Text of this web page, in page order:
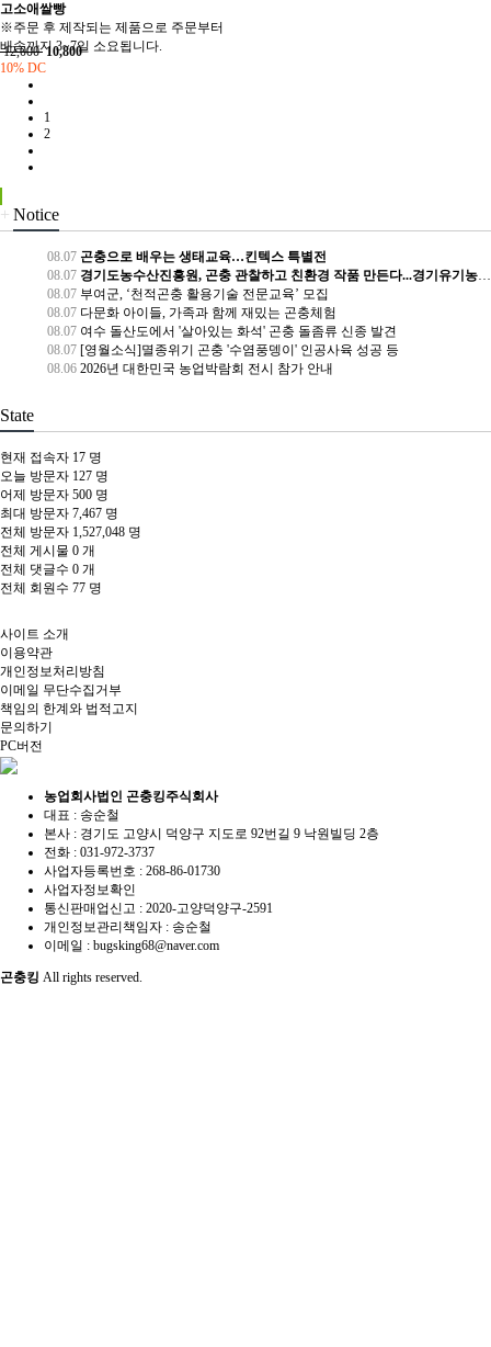
고소애쌀빵
※주문 후 제작되는 제품으로 주문부터
배송까지 3~7일 소요됩니다.
12,000 10,800
10% DC
1
2
+ Notice
08.07 곤충으로 배우는 생태교육…킨텍스 특별전
08.07 경기도농수산진흥원, 곤충 관찰하고 친환경 작품 만든다...경기유기농센터 방학 프로그램
08.07 부여군, ‘천적곤충 활용기술 전문교육’ 모집
08.07 다문화 아이들, 가족과 함께 재밌는 곤충체험
08.07 여수 돌산도에서 '살아있는 화석' 곤충 돌좀류 신종 발견
08.07 [영월소식]멸종위기 곤충 '수염풍뎅이' 인공사육 성공 등
08.06 2026년 대한민국 농업박람회 전시 참가 안내
State
현재 접속자 17 명
오늘 방문자 127 명
어제 방문자 500 명
최대 방문자 7,467 명
전체 방문자 1,527,048 명
전체 게시물 0 개
전체 댓글수 0 개
전체 회원수 77 명
사이트 소개
이용약관
개인정보처리방침
이메일 무단수집거부
책임의 한계와 법적고지
문의하기
PC버전
농업회사법인 곤충킹주식회사
대표 : 송순철
본사 : 경기도 고양시 덕양구 지도로 92번길 9 낙원빌딩 2층
전화 : 031-972-3737
사업자등록번호 : 268-86-01730
사업자정보확인
통신판매업신고 : 2020-고양덕양구-2591
개인정보관리책임자 : 송순철
이메일 : bugsking68@naver.com
곤충킹 All rights reserved.